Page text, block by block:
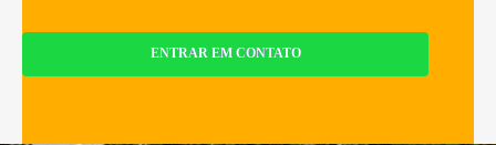
ENTRAR EM CONTATO